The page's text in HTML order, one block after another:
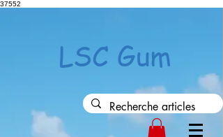
37552
LSC Gum